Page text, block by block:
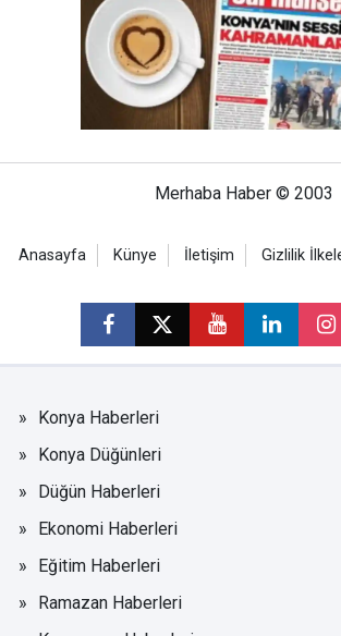
Merhaba Haber © 2003
Anasayfa Künye İletişim Gizlilik
Konya Haberleri
Konya Düğünleri
Düğün Haberleri
Ekonomi Haberleri
Eğitim Haberleri
Ramazan Haberleri